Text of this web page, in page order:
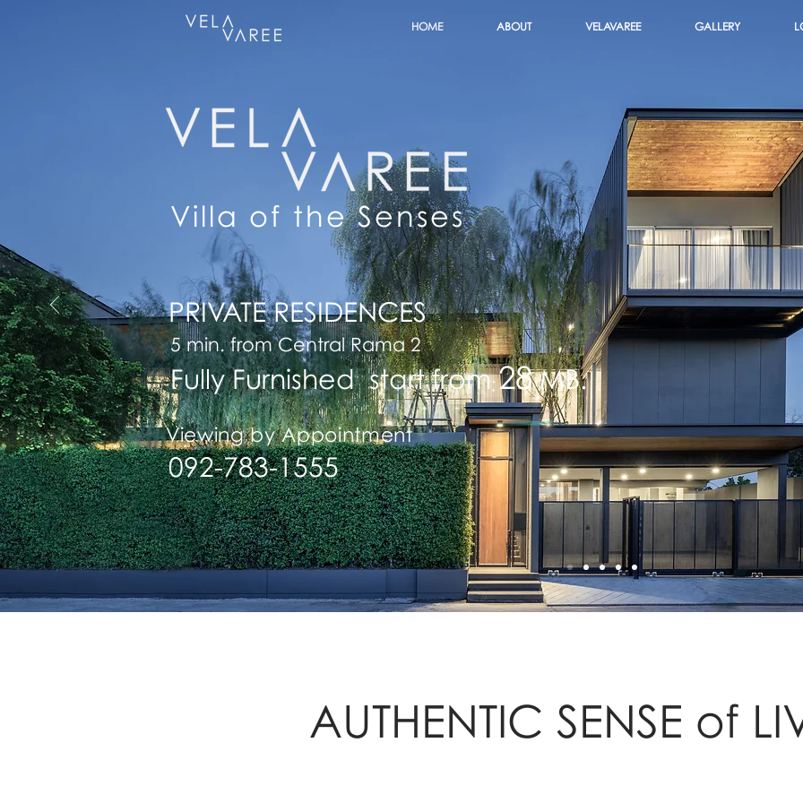
HOME ABOUT VELAVAREE GALLERY
Villa of the Senses
Viewing by Appointment
Fully Furnished start from28MB.
092-783-1555
PRIVATE RESIDENCES
5 min. from Central Rama 2
AUTHENTIC SENSE of